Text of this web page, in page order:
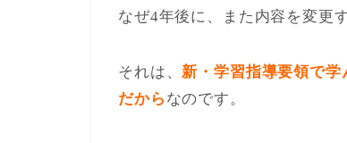
なぜ4年後に、また内容を変更
それは、新・学習指導要領で
だから なのです。